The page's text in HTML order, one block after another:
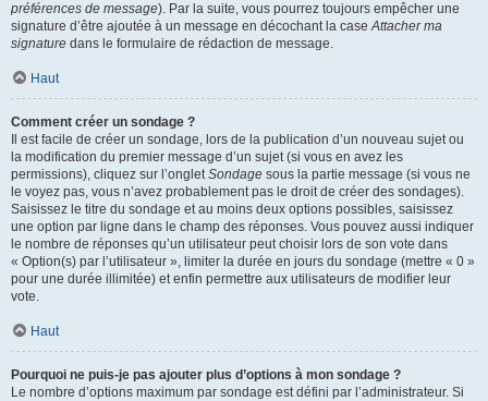
préférences de message). Par la suite, vous pourrez toujours empêcher une
signature d’être ajoutée à un message en décochant la caseAttacher ma
signature dans le formulaire de rédaction de message.
Haut
Comment créer un sondage ?
Il est facile de créer un sondage, lors de la publication d’un nouveau sujet ou
la modification du premier message d’un sujet (si vous en avez les
permissions), cliquez sur l’ongletSondage sous la partie message (si vous ne
le voyez pas, vous n’avez probablement pas le droit de créer des sondages).
Saisissez le titre du sondage et au moins deux options possibles, saisissez
une option par ligne dans le champ des réponses. Vous pouvez aussi indiquer
le nombre de réponses qu’un utilisateur peut choisir lors de son vote dans
« Option(s) par l’utilisateur », limiter la durée en jours du sondage (mettre « 0 »
pour une durée illimitée) et enfin permettre aux utilisateurs de modifier leur
vote.
Haut
Pourquoi ne puis-je pas ajouter plus d’options à mon sondage ?
Le nombre d’options maximum par sondage est défini par l’administrateur. Si